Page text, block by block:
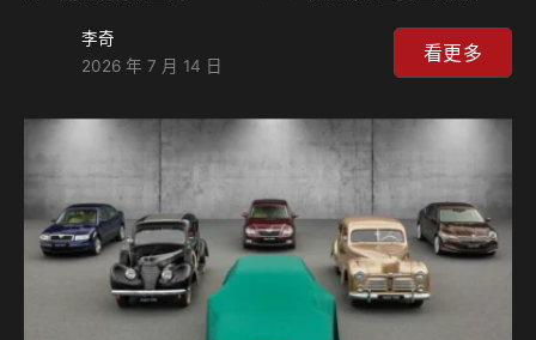
核心休旅，也將承接長年積累的市場信任，迎向全新世代進
程。 全新第三代 MAZDA CX-5 將以源自廣島的工藝底蘊，展
的多元期待。全新 MAZDA CX-5 將於 7 月 28 日正式啟動預
售，並自 8 月 1 日起進駐全台 MAZDA 展示中心，為台灣馬自
達在台開創品牌新局。 從魂動起點到卓越產品力 C…
李奇
2026 年 7 月 14 日
看更多